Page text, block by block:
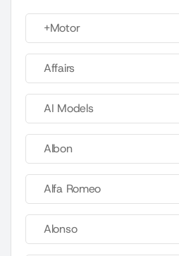
+Motor
Affairs
AI Models
Albon
Alfa Romeo
Alonso